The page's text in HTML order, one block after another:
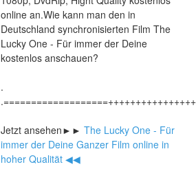
online an.Wie kann man den in
Deutschland synchronisierten Film The
Lucky One - Für immer der Deine
kostenlos anschauen?
.
Jetzt ansehen►► The Lucky One - Für
immer der Deine Ganzer Film online in
hoher Qualität ◀◀